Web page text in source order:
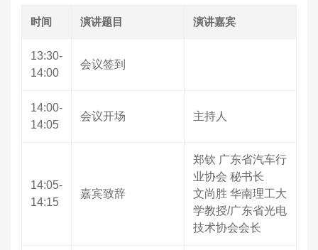
时间 演讲题目 演讲嘉宾
13:30-
14:00
会议签到
14:00-
14:05
会议开场 主持人
14:05-
14:15
嘉宾致辞
郑钦 广东省汽车行
业协会 秘书长
文尚胜 华南理工大
学教授/广东省光电
技术协会会长